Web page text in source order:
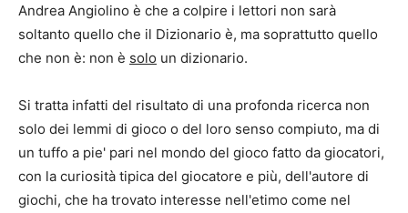
Andrea Angiolino è che a colpire i lettori non sarà
soltanto quello che il Dizionario è, ma soprattutto quello
che non è: non è solo un dizionario.
Si tratta infatti del risultato di una profonda ricerca non
solo dei lemmi di gioco o del loro senso compiuto, ma di
un tuffo a pie' pari nel mondo del gioco fatto da giocatori,
con la curiosità tipica del giocatore e più, dell'autore di
giochi, che ha trovato interesse nell'etimo come nel